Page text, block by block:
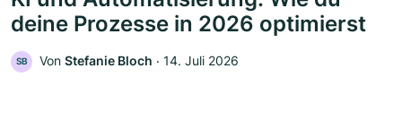
deine Prozesse in 2026 optimierst
SB Von Stefanie Bloch ‧ 14. Juli 2026